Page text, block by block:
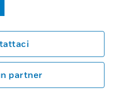
partner